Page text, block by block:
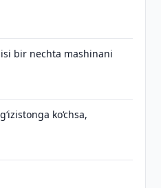
bir nechta mashinani
ko‘chsa,